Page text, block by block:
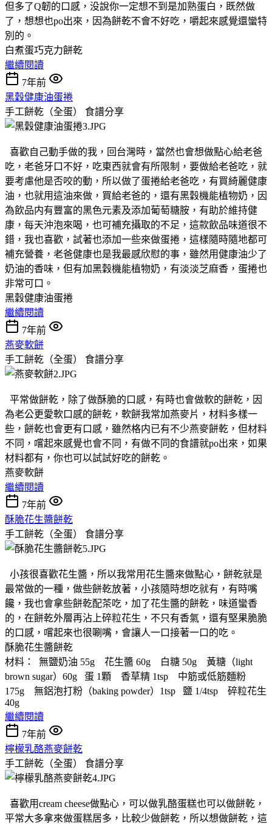
但多了Q韌的口感，没說你一定想不到是加熟蛋白，既然做
了，想想也po出來，因為餅乾不會不好吃，嚼起來感覺還蠻特
別的。
白煮蛋巧克力餅乾
繼續閱讀
7年前
黑穀健康油蛋捲
手工餅乾（全蛋） 食譜分享
喜歡自己動手做的我，回台灣時，當然也會想做點心給老爸
吃，老爸牙口不好，吃東西就會有所限制，要做給老爸吃，就
要考慮他是否咬的動，所以做了蛋捲給老爸吃，有買綺麗健康
油，也就用這油來做，買給老爸的，還有黑穀機能植物奶，因
為飲品内有豐富的黑色元素及添加葡萄糖胺，有助於維持健
康，每天沖泡來喝，也可補充攝取的不足，這款飲品味道很不
錯，我也喜歡，試著也添加一些來做蛋捲，這樣隨時隨地都可
補充營養，老爸健康也是我最感欣慰的事，雖然用健康油少了
奶油的香味，但有加黑穀機能植物奶，有淡淡芝麻香，蛋捲也
非常可口。
黑穀健康油蛋捲
繼續閱讀
7年前
燕麥軟餅
手工餅乾（全蛋） 食譜分享
平常做餅乾，除了做酥脆的口感，有時也會做軟的餅乾，因
為老公更愛軟口感的餅乾，軟餅我常加燕麥片，材料多樣一
些，餅乾也會更有口感，雖然格内已有不少燕麥餅乾，但材料
不同，嚐起來感覺也會不同，有做不同的食譜就po出來，如果
材料都有，你也可以試試好吃的餅乾。
燕麥軟餅
繼續閱讀
7年前
酥脆花生醬餅乾
手工餅乾（全蛋） 食譜分享
小孩很喜歡花生醬，所以我常用花生醬來做點心，餅乾就是
最常做的一種，做些餅乾放著，小孩隨時想吃就有，有時嘴
饞，我也會拿些餅乾配茶吃，加了花生醬的餅乾，味道蠻香
的，在餅乾外層再沾上碎粒花生，不只有香氣，還有堅果脆脆
的口感，嚐起來也很唰嘴，會讓人一口接著一口的吃。
酥脆花生醬餅乾
材料： 無鹽奶油 55g 花生醬 60g 白糖 50g 黃糖（light
brown sugar）60g 蛋 1顆 香草精 1tsp 中筋或低筋麵粉
175g 無鋁泡打粉（baking powder）1tsp 鹽 1/4tsp 碎粒花生
40g
繼續閱讀
7年前
檸檬乳酪燕麥餅乾
手工餅乾（全蛋） 食譜分享
喜歡用cream cheese做點心，可以做乳酪蛋糕也可以做餅乾，
平常大多拿來做蛋糕居多，比較少做餅乾，所以想做餅乾，這